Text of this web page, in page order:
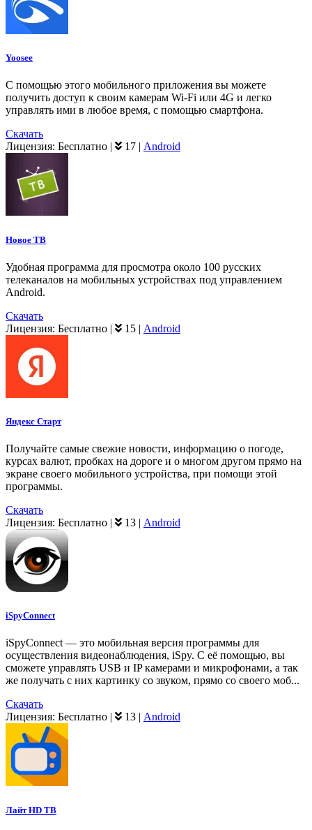
Yoosee
С помощью этого мобильного приложения вы можете
получить доступ к своим камерам Wi-Fi или 4G и легко
управлять ими в любое время, с помощью смартфона.
Скачать
Лицензия: Бесплатно | 17 | Android
Новое ТВ
Удобная программа для просмотра около 100 русских
телеканалов на мобильных устройствах под управлением
Android.
Скачать
Лицензия: Бесплатно | 15 | Android
Яндекс Старт
Получайте самые свежие новости, информацию о погоде,
курсах валют, пробках на дороге и о многом другом прямо на
экране своего мобильного устройства, при помощи этой
программы.
Скачать
Лицензия: Бесплатно | 13 | Android
iSpyConnect
iSpyConnect — это мобильная версия программы для
осуществления видеонаблюдения, iSpy. С её помощью, вы
сможете управлять USB и IP камерами и микрофонами, а так
же получать с них картинку со звуком, прямо со своего моб...
Скачать
Лицензия: Бесплатно 13 Android
Лайт HD ТВ